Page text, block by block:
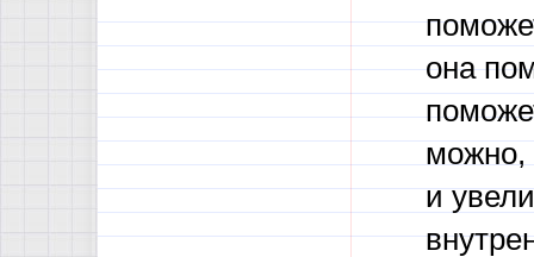
она
можно,
и